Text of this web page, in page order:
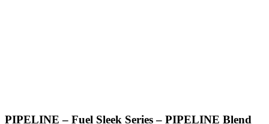
PIPELINE – Fuel Sleek Series – PIPELINE Blend